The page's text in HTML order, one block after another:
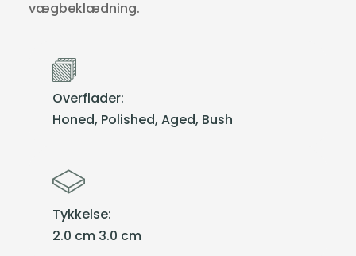
vægbeklædning.
Overflader:
Honed, Polished, Aged, Bush
Tykkelse:
2.0 cm 3.0 cm